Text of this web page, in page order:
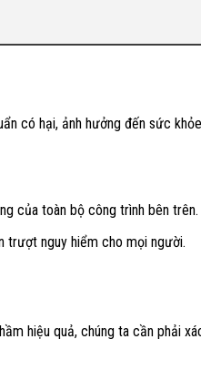
có hại, ảnh hưởng đến sức
của toàn bộ công trình bên trên.
trượt nguy hiểm cho mọi người.
hiệu quả, chúng ta cần phải